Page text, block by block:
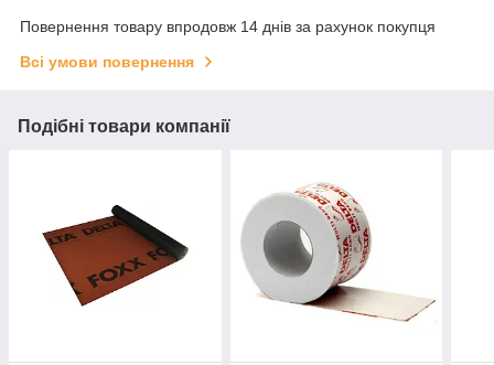
Повернення товару впродовж 14 днів за рахунок покупця
Всі умови повернення
Подібні товари компанії